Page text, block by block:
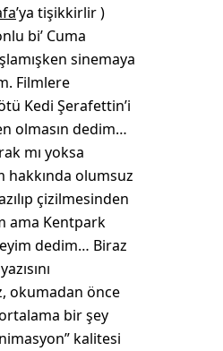
’ya tişikkirlir )
bi’ Cuma
sinemaya
Filmlere
Kedi Şerafettin’i
olmasın dedim…
mı yoksa
hakkında olumsuz
çizilmesinden
ama Kentpark
dedim… Biraz
okumadan önce
bir şey
kalitesi